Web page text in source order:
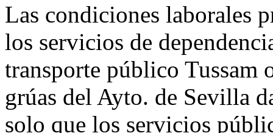
Las condiciones laborales
los servicios de
transporte público Tussam
grúas del Ayto. de Sevilla
solo que los servicios